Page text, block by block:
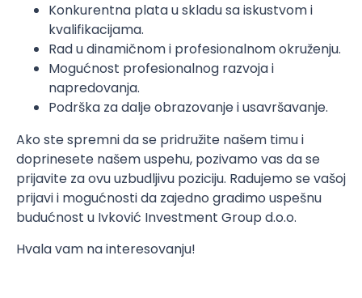
Konkurentna plata u skladu sa iskustvom i
kvalifikacijama.
Rad u dinamičnom i profesionalnom okruženju.
Mogućnost profesionalnog razvoja i
napredovanja.
Podrška za dalje obrazovanje i usavršavanje.
Ako ste spremni da se pridružite našem timu i
doprinesete našem uspehu, pozivamo vas da se
prijavite za ovu uzbudljivu poziciju. Radujemo se vašoj
prijavi i mogućnosti da zajedno gradimo uspešnu
budućnost u Ivković Investment Group d.o.o.
Hvala vam na interesovanju!